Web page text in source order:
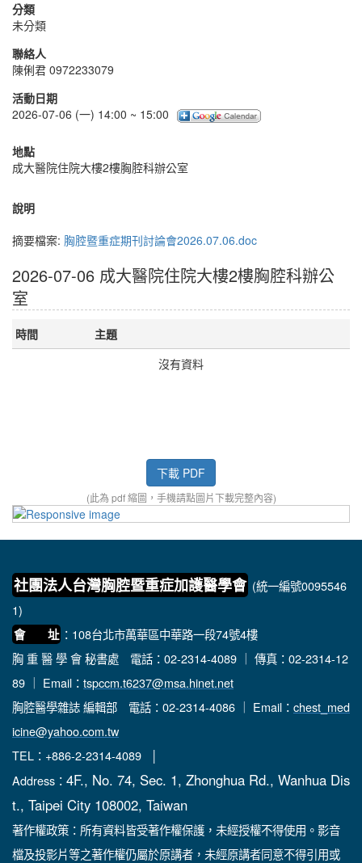
分類
未分類
聯絡人
陳俐君 0972233079
活動日期
2026-07-06 (一) 14:00 ~ 15:00
地點
成大醫院住院大樓2樓胸腔科辦公室
說明
摘要檔案: 胸腔暨重症期刊討論會2026.07.06.doc
2026-07-06 成大醫院住院大樓2樓胸腔科辦公
室
時間
主題
沒有資料
下載 PDF
(此為 pdf 縮圖，手機請點圖片下載完整內容)
社團法人台灣胸腔暨重症加護醫學會 (統一編號0095546
1)
會 址 ：108台北市萬華區中華路一段74號4樓
胸 重 醫 學 會 秘書處 電話：02-2314-4089 ｜ 傳真：02-2314-12
89 ｜ Email： tspccm.t6237@msa.hinet.net
胸腔醫學雜誌 編輯部 電話：02-2314-4086 ｜ Email： chest_med
icine@yahoo.com.tw
TEL：+886-2-2314-4089 │
Address： 4F., No. 74, Sec. 1, Zhonghua Rd., Wanhua Dis
t., Taipei City 108002, Taiwan
著作權政策：所有資料皆受著作權保護，未經授權不得使用。影音
檔及投影片等之著作權仍屬於原講者，未經原講者同意不得引用或